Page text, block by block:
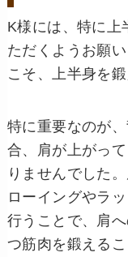
K様には、特に上
ただくようお願
こそ、上半身を
特に重要なのが
合、肩が上がっ
りませんでした
ローイングやラ
行うことで、肩
つ筋肉を鍛えるこ